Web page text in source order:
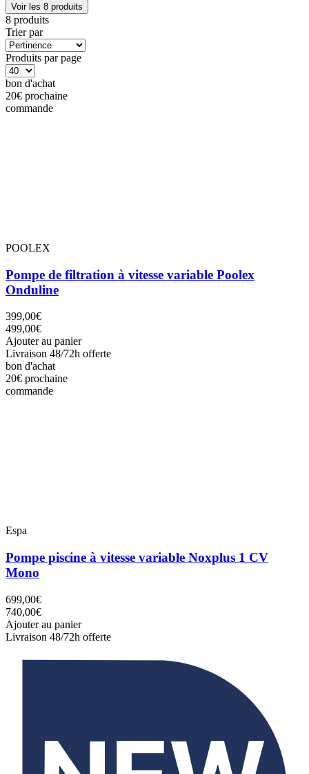
Voir les 8 produits
8 produits
Trier par
Produits par page
bon d'achat
20€ prochaine
commande
POOLEX
Pompe de filtration à vitesse variable Poolex
Onduline
399,00€
499,00€
Ajouter au panier
Livraison 48/72h offerte
bon d'achat
20€ prochaine
commande
Espa
Pompe piscine à vitesse variable Noxplus 1 CV
Mono
699,00€
740,00€
Ajouter au panier
Livraison 48/72h offerte